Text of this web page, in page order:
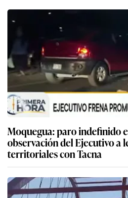
Moquegua acata paro
modifica límites con Tacna